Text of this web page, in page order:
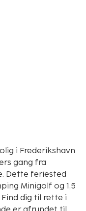
i Frederikshavn
gang fra
Minigolf og 1,5
dig til rette i